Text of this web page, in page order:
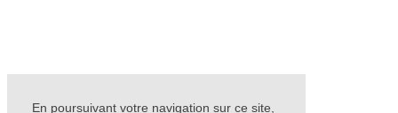
En poursuivant votre navigation sur ce site,